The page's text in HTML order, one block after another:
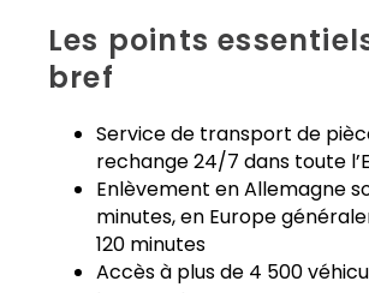
Les points
bref
Service de transport de
rechange 24/7 dans toute
Enlèvement en Allemagne
minutes, en Europe
120 minutes
Accès à plus de 4 500